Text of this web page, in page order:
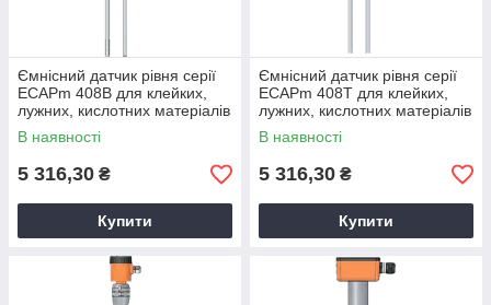
Ємнісний датчик рівня серії
ECAPm 408B для клейких,
лужних, кислотних матеріалів
В наявності
5 316,30 ₴
Купити
Ємнісний датчик рівня серії
ECAPm 408T для клейких,
лужних, кислотних матеріалів
В наявності
5 316,30 ₴
Купити